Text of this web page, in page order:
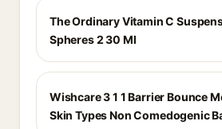
The Ordinary Vitamin C
Spheres 2 30 Ml
Wishcare 3 1 1 Barrier Bounce
Skin Types Non Comedogenic